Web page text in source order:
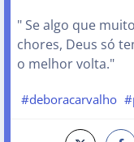
" Se algo que
chores, Deus só
o melhor volta."
#deboracarvalho